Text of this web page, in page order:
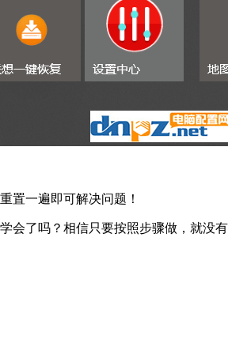
置一遍即可解决问题！
会了吗？相信只要按照步骤做，就没